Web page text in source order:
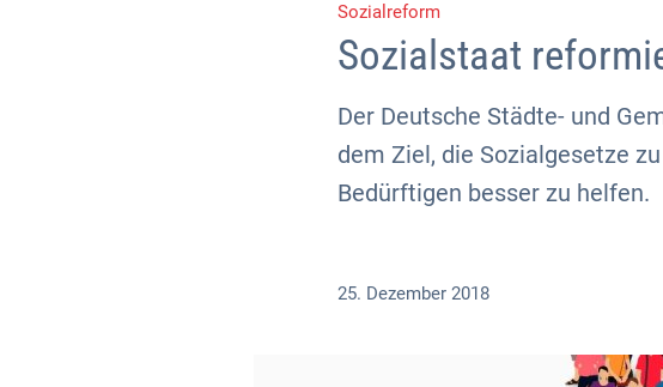
Sozialreform
Sozialstaat
Der Deutsche Städte- und
dem Ziel, die Sozialgesetze
Bedürftigen besser zu helfen.
25. Dezember 2018